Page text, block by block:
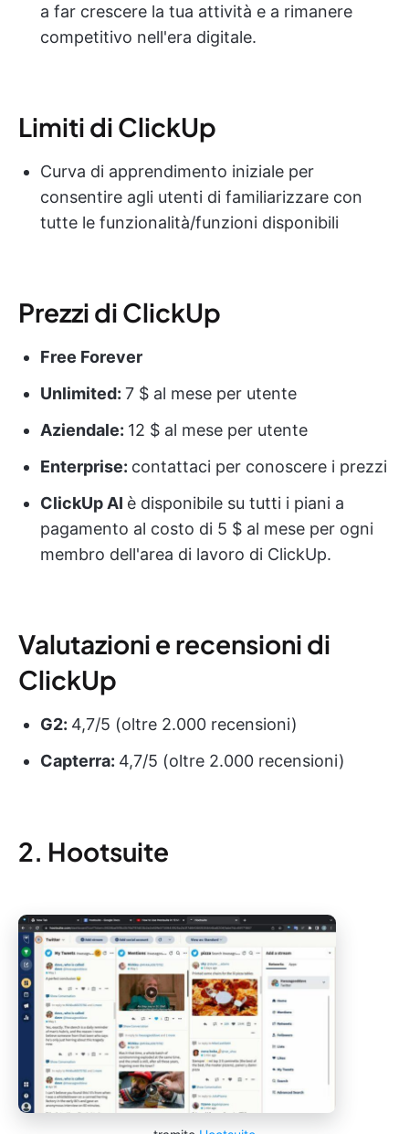
a far crescere la tua attività e a rimanere
competitivo nell'era digitale.
Limiti di ClickUp
Curva di apprendimento iniziale per
consentire agli utenti di familiarizzare con
tutte le funzionalità/funzioni disponibili
Prezzi di ClickUp
Free Forever
Unlimited: 7 $ al mese per utente
Aziendale: 12 $ al mese per utente
Enterprise: contattaci per conoscere i prezzi
ClickUp AI è disponibile su tutti i piani a
pagamento al costo di 5 $ al mese per ogni
membro dell'area di lavoro di ClickUp.
Valutazioni e recensioni di
ClickUp
G2: 4,7/5 (oltre 2.000 recensioni)
Capterra: 4,7/5 (oltre 2.000 recensioni)
2. Hootsuite